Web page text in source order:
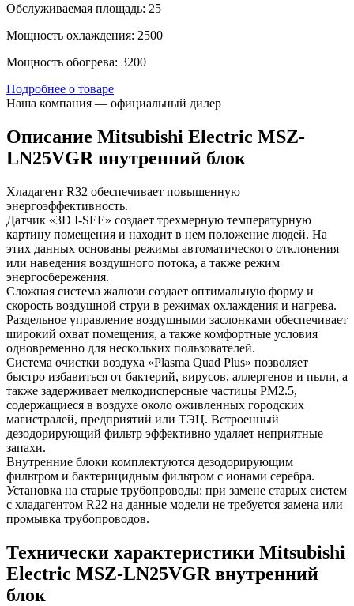
Обслуживаемая площадь: 25
Мощность охлаждения: 2500
Мощность обогрева: 3200
Подробнее о товаре
Наша компания — официальный дилер
Описание Mitsubishi Electric MSZ-
LN25VGR внутренний блок
Хладагент R32 обеспечивает повышенную
энергоэффективность.
Датчик «3D I-SEE» создает трехмерную температурную
картину помещения и находит в нем положение людей. На
этих данных основаны режимы автоматического отклонения
или наведения воздушного потока, а также режим
энергосбережения.
Сложная система жалюзи создает оптимальную форму и
скорость воздушной струи в режимах охлаждения и нагрева.
Раздельное управление воздушными заслонками обеспечивает
широкий охват помещения, а также комфортные условия
одновременно для нескольких пользователей.
Система очистки воздуха «Plasma Quad Plus» позволяет
быстро избавиться от бактерий, вирусов, аллергенов и пыли, а
также задерживает мелкодисперсные частицы PM2.5,
содержащиеся в воздухе около оживленных городских
магистралей, предприятий или ТЭЦ. Встроенный
дезодорирующий фильтр эффективно удаляет неприятные
запахи.
Внутренние блоки комплектуются дезодорирующим
фильтром и бактерицидным фильтром с ионами серебра.
Установка на старые трубопроводы: при замене старых систем
с хладагентом R22 на данные модели не требуется замена или
промывка трубопроводов.
Технически характеристики Mitsubishi
Electric MSZ-LN25VGR внутренний
блок